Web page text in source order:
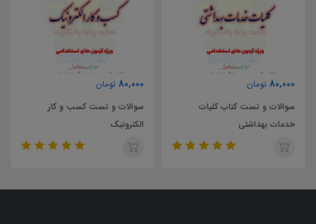
80,000 تومان
سوالات و تست کتاب کلیات
خدمات بهداشتی
80,000 تومان
سوالات و تست کسب و کار
الکترونیک